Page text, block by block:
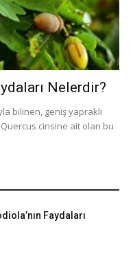
Nelerdir?
bilinen, geniş yapraklı
cinsine ait olan bu
Faydaları